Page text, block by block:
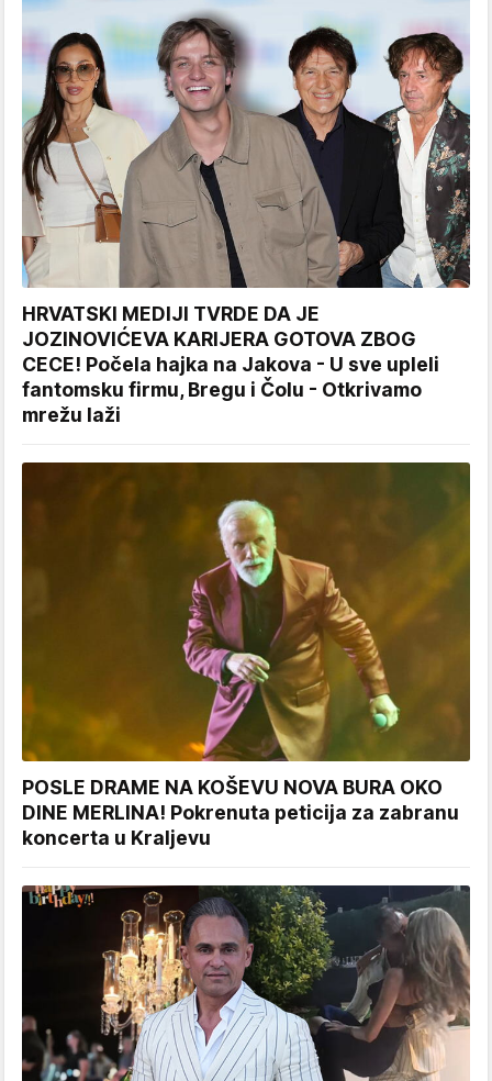
HRVATSKI MEDIJI TVRDE DA JE
JOZINOVIĆEVA KARIJERA GOTOVA ZBOG
CECE! Počela hajka na Jakova - U sve upleli
fantomsku firmu, Bregu i Čolu - Otkrivamo
mrežu laži
POSLE DRAME NA KOŠEVU NOVA BURA OKO
DINE MERLINA! Pokrenuta peticija za zabranu
koncerta u Kraljevu